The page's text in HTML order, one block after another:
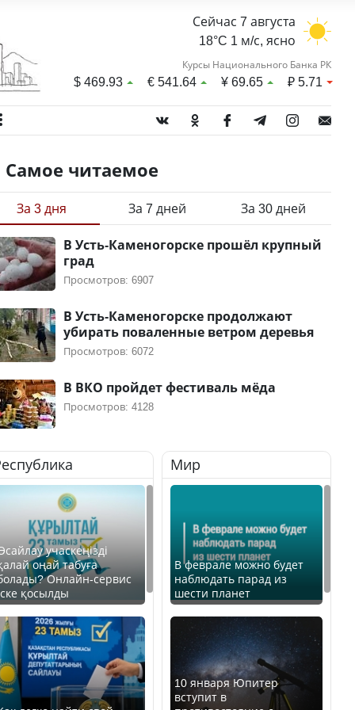
Сейчас 7 августа
18°C 1 м/с, ясно
Курсы Национального Банка РК
$469.93 €541.64 ¥69.65 ₽5.71
Самое читаемое
За 3 дня За 7 дней За 30 дней
В Усть-Каменогорске прошёл крупный
град
Просмотров: 6907
В Усть-Каменогорске продолжают
убирать поваленные ветром деревья
Просмотров: 6072
В ВКО пройдет фестиваль мёда
Просмотров: 4128
учаскеңізді
оңай табуға
Онлайн-сервис
қосылды
Мир
В феврале можно будет
наблюдать парад из
шести планет
10 января Юпитер
вступит в